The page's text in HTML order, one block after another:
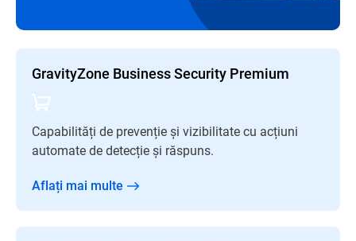
GravityZone Business Security Premium
Capabilități de prevenție și vizibilitate cu acțiuni
automate de detecție și răspuns.
Aflați mai multe